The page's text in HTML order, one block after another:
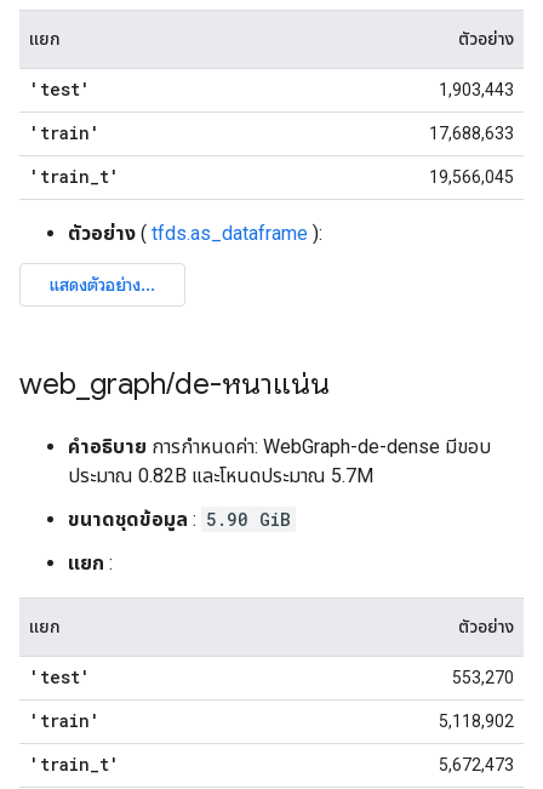
แยก ตัวอย่าง
'test' 1,903,443
'train' 17,688,633
'train_t' 19,566,045
ตัวอย่าง ( tfds.as_dataframe ):
web graph/de-หนาแน่น
คำอธิบาย การกำหนดค่า: WebGraph-de-dense มีขอบ
ประมาณ 0.82B และโหนดประมาณ 5.7M
ขนาดชุดข้อมูล : 5.90 GiB
แยก :
แยก ตัวอย่าง
'test' 553,270
'train' 5,118,902
'train_t' 5,672,473